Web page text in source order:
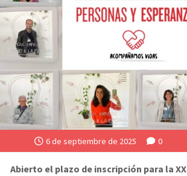
6 de septiembre de 2025 0
Abierto el plazo de inscripción para la XX